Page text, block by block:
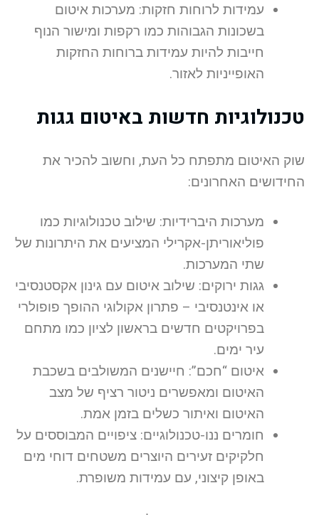
עמידות לרוחות חזקות: מערכות איטום
בשכונות הגבוהות כמו רקפות ומישור הנוף
חייבות להיות עמידות ברוחות החזקות
האופייניות לאזור.
טכנולוגיות חדשות באיטום גגות
שוק האיטום מתפתח כל העת, וחשוב להכיר את
החידושים האחרונים:
מערכות היברידיות: שילוב טכנולוגיות כמו
פוליאוריתן-אקרילי המציעים את היתרונות של
שתי המערכות.
גגות ירוקים: שילוב איטום עם גינון אקסטנסיבי
או אינטנסיבי – פתרון אקולוגי ההופך פופולרי
בפרויקטים חדשים בראשון לציון כמו מתחם
עיר ימים.
איטום “חכם”: חיישנים המשולבים בשכבת
האיטום ומאפשרים ניטור רציף של מצב
האיטום ואיתור כשלים בזמן אמת.
חומרים ננו-טכנולוגיים: ציפויים המבוססים על
חלקיקים זעירים היוצרים משטחים דוחי מים
באופן קיצוני, עם עמידות משופרת.